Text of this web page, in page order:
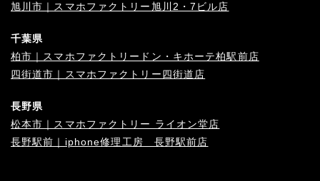
旭川市｜スマホファクトリー旭川2・7ビル店
千葉県
柏市｜スマホファクトリードン・キホーテ柏駅前店
四街道市｜スマホファクトリー四街道店
長野県
松本市｜スマホファクトリー ライオン堂店
長野駅前｜iphone修理工房 長野駅前店